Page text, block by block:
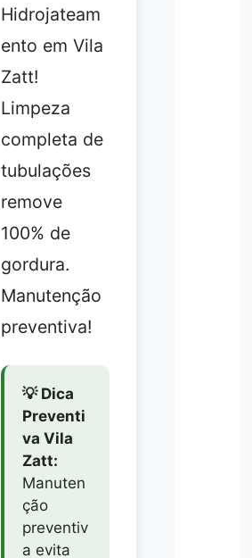
Hidrojateam
ento em Vila
Zatt!
Limpeza
completa de
tubulações
remove
100% de
gordura.
Manutenção
preventiva!
💡 Dica
Preventi
va Vila
Zatt:
Manuten
ção
preventiv
a evita